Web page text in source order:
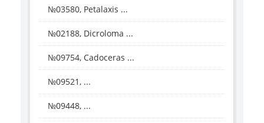
№03580, Petalaxis ...
№02188, Dicroloma ...
№09754, Cadoceras ...
№09521, ...
№09448, ...